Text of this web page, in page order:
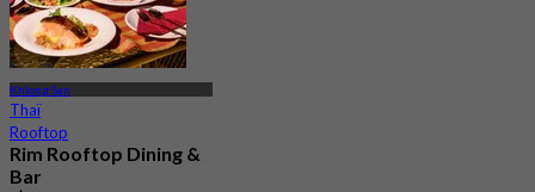
Khlong San
Thaï
Rooftop
Rim Rooftop Dining &
Bar